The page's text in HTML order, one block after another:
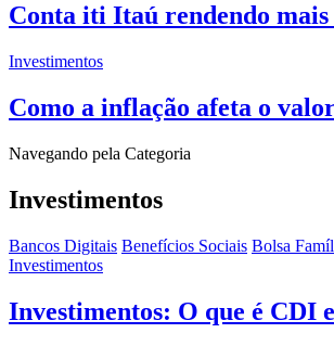
Conta iti Itaú rendendo mais
Investimentos
Como a inflação afeta o
Navegando pela Categoria
Investimentos
Bancos Digitais Benefícios Sociais Bolsa
Investimentos
Investimentos: O que é CDI